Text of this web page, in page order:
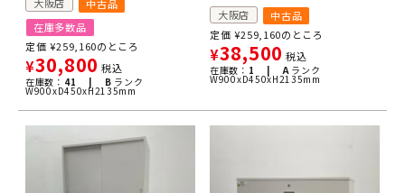
中古品
在庫多数品
定価 ¥259,160のところ
¥30,800 税込
在庫数： 41 | B ランク
W900xD450xH2135mm
大阪店
中古品
定価 ¥259,160のところ
¥38,500 税込
在庫数： 1 | A ランク
W900xD450xH2135mm